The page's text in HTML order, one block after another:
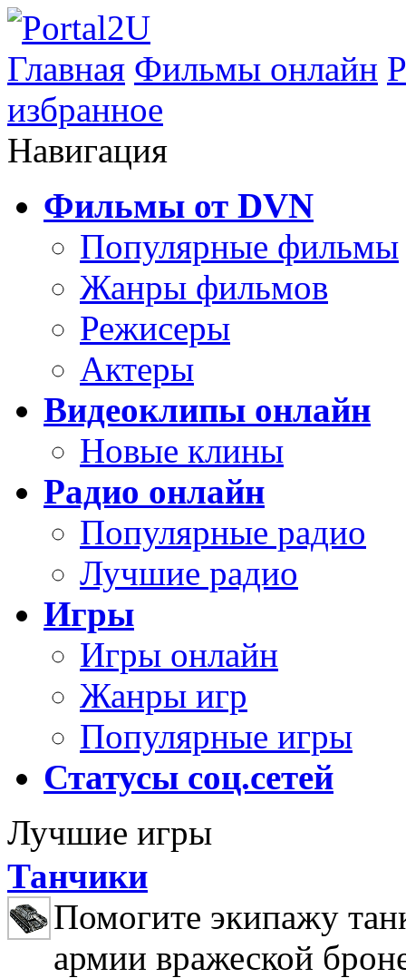
Главная Фильмы онлайн
избранное
Навигация
Фильмы от DVN
Популярные фильмы
Жанры фильмов
Режисеры
Актеры
Видеоклипы онлайн
Новые клины
Радио онлайн
Популярные радио
Лучшие радио
Игры
Игры онлайн
Жанры игр
Популярные игры
Статусы соц.сетей
Лучшие игры
Танчики
Помогите экипажу
армии вражеской